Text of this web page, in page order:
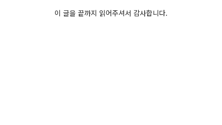
이 글을 끝까지 읽어주셔서 감사합니다.